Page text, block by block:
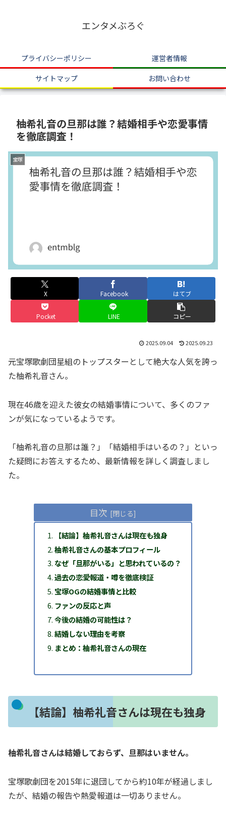
エンタメぶろぐ
プライバシーポリシー
運営者情報
サイトマップ
お問い合わせ
柚希礼音の旦那は誰？結婚相手や恋愛事情
を徹底調査！
宝塚
X Facebook はてブ
Pocket LINE コピー
2025.09.04 2025.09.23
元宝塚歌劇団星組のトップスターとして絶大な人気を誇っ
た柚希礼音さん。
現在46歳を迎えた彼女の結婚事情について、多くのファ
ンが気になっているようです。
「柚希礼音の旦那は誰？」「結婚相手はいるの？」といっ
た疑問にお答えするため、最新情報を詳しく調査しまし
た。
目次
【結論】柚希礼音さんは現在も独身
柚希礼音さんの基本プロフィール
なぜ「旦那がいる」と思われているの？
過去の恋愛報道・噂を徹底検証
宝塚OGの結婚事情と比較
ファンの反応と声
今後の結婚の可能性は？
結婚しない理由を考察
まとめ：柚希礼音さんの現在
【結論】柚希礼音さんは現在も独身
柚希礼音さんは結婚しておらず、旦那はいません。
宝塚歌劇団を2015年に退団してから約10年が経過しまし
たが、結婚の報告や熱愛報道は一切ありません。